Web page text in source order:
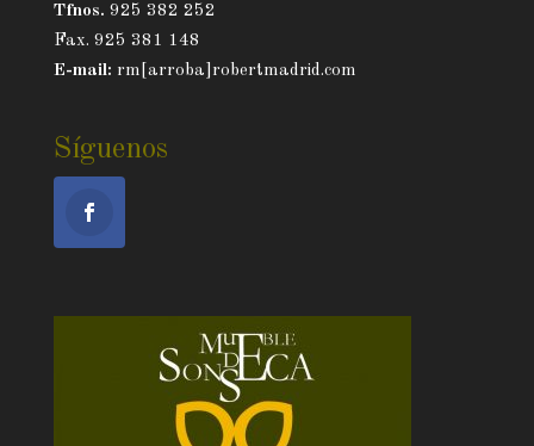
Tfnos. 925 382 252
Fax. 925 381 148
E-mail: rm[arroba]robertmadrid.com
Síguenos